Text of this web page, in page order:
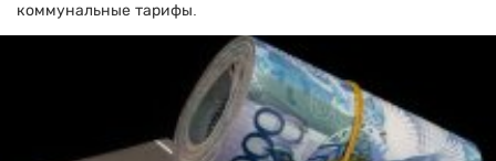
коммунальные тарифы.